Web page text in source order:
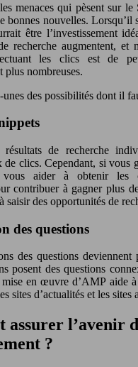
menaces qui pèsent sur
bonnes nouvelles. Lorsqu’il
être l’investissement
recherche augmentent, et
les clics est de
plus nombreuses.
des possibilités dont il
de recherche
de clics. Cependant, si vous
aider à obtenir les
contribuer à gagner plus
saisir des opportunités de
des questions
des questions deviennent
posent des questions
mise en œuvre d’AMP aide
sites d’actualités et les sites
assurer l’avenir
?